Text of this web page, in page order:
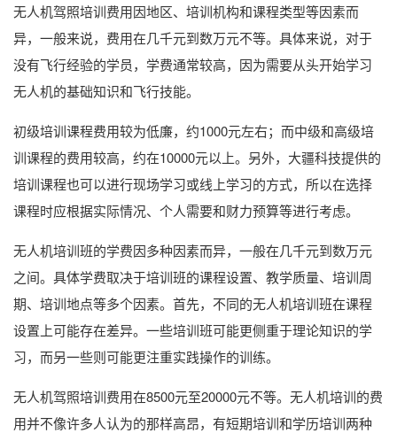
无人机驾照培训费用因地区、培训机构和课程类型等因素而
异，一般来说，费用在几千元到数万元不等。具体来说，对于
没有飞行经验的学员，学费通常较高，因为需要从头开始学习
无人机的基础知识和飞行技能。
初级培训课程费用较为低廉，约1000元左右；而中级和高级培
训课程的费用较高，约在10000元以上。另外，大疆科技提供的
培训课程也可以进行现场学习或线上学习的方式，所以在选择
课程时应根据实际情况、个人需要和财力预算等进行考虑。
无人机培训班的学费因多种因素而异，一般在几千元到数万元
之间。具体学费取决于培训班的课程设置、教学质量、培训周
期、培训地点等多个因素。首先，不同的无人机培训班在课程
设置上可能存在差异。一些培训班可能更侧重于理论知识的学
习，而另一些则可能更注重实践操作的训练。
无人机驾照培训费用在8500元至20000元不等。无人机培训的费
用并不像许多人认为的那样高昂，有短期培训和学历培训两种